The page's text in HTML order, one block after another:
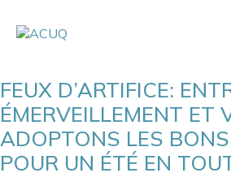
FEUX D’ARTIFICE:
ÉMERVEILLEMENT ET
ADOPTONS LES BONS
POUR UN ÉTÉ EN